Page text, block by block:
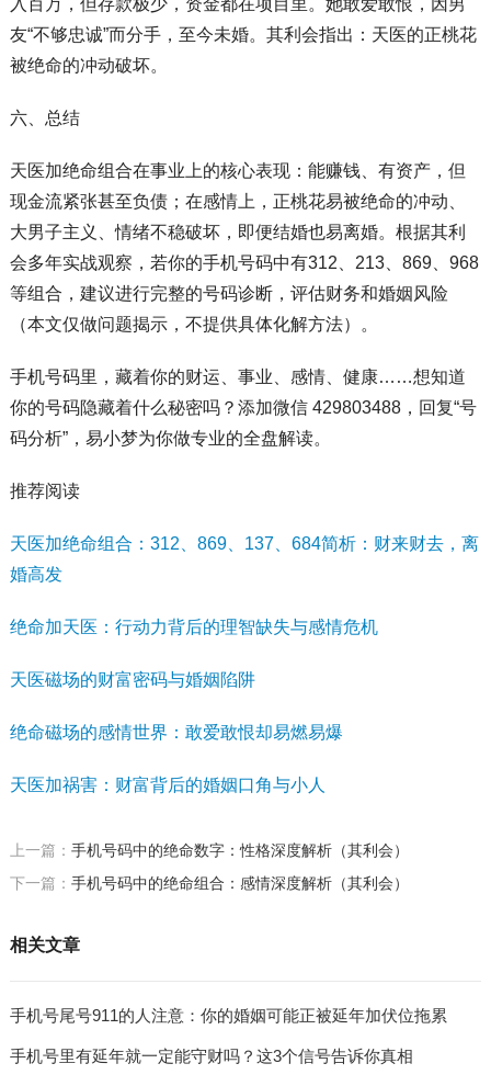
入百万，但存款极少，资金都在项目里。她敢爱敢恨，因男
友“不够忠诚”而分手，至今未婚。其利会指出：天医的正桃花
被绝命的冲动破坏。
六、总结
天医加绝命组合在事业上的核心表现：能赚钱、有资产，但
现金流紧张甚至负债；在感情上，正桃花易被绝命的冲动、
大男子主义、情绪不稳破坏，即便结婚也易离婚。根据其利
会多年实战观察，若你的手机号码中有312、213、869、968
等组合，建议进行完整的号码诊断，评估财务和婚姻风险
（本文仅做问题揭示，不提供具体化解方法）。
手机号码里，藏着你的财运、事业、感情、健康……想知道
你的号码隐藏着什么秘密吗？添加微信 429803488，回复“号
码分析”，易小梦为你做专业的全盘解读。
推荐阅读
天医加绝命组合：312、869、137、684简析：财来财去，离
婚高发
绝命加天医：行动力背后的理智缺失与感情危机
天医磁场的财富密码与婚姻陷阱
绝命磁场的感情世界：敢爱敢恨却易燃易爆
天医加祸害：财富背后的婚姻口角与小人
上一篇： 手机号码中的绝命数字：性格深度解析（其利会）
下一篇： 手机号码中的绝命组合：感情深度解析（其利会）
相关文章
手机号尾号911的人注意：你的婚姻可能正被延年加伏位拖累
手机号里有延年就一定能守财吗？这3个信号告诉你真相